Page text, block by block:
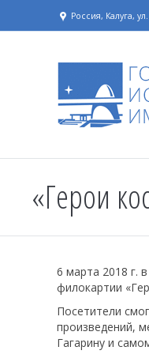
Россия, Калуга,
«Герои
6 марта 2018 г.
филокартии
Посетители
произведений,
Гагарину и